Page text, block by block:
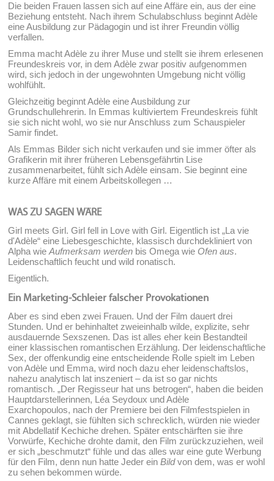
Die beiden Frauen lassen sich auf eine Affäre ein, aus der eine
Beziehung entsteht. Nach ihrem Schulabschluss beginnt Adèle
eine Ausbildung zur Pädagogin und ist ihrer Freundin völlig
verfallen.
Emma macht Adèle zu ihrer Muse und stellt sie ihrem erlesenen
Freundeskreis vor, in dem Adèle zwar positiv aufgenommen
wird, sich jedoch in der ungewohnten Umgebung nicht völlig
wohlfühlt.
Gleichzeitig beginnt Adèle eine Ausbildung zur
Grundschullehrerin. In Emmas kultiviertem Freundeskreis fühlt
sie sich nicht wohl, wo sie nur Anschluss zum Schauspieler
Samir findet.
Als Emmas Bilder sich nicht verkaufen und sie immer öfter als
Grafikerin mit ihrer früheren Lebensgefährtin Lise
zusammenarbeitet, fühlt sich Adèle einsam. Sie beginnt eine
kurze Affäre mit einem Arbeitskollegen …
WAS ZU SAGEN WÄRE
Girl meets Girl. Girl fell in Love with Girl. Eigentlich ist „La vie
d'Adèle“ eine Liebesgeschichte, klassisch durchdekliniert von
Alpha wieAufmerksam werden bis Omega wie Ofen aus.
Leidenschaftlich feucht und wild ronatisch.
Eigentlich.
Ein Marketing-Schleier falscher Provokationen
Aber es sind eben zwei Frauen. Und der Film dauert drei
Stunden. Und er behinhaltet zweieinhalb wilde, explizite, sehr
ausdauernde Sexszenen. Das ist alles eher kein Bestandteil
einer klassischen romantischen Erzählung. Der leidenschaftliche
Sex, der offenkundig eine entscheidende Rolle spielt im Leben
von Adèle und Emma, wird noch dazu eher leidenschaftslos,
nahezu analytisch lat inszeniert – da ist so gar nichts
romantisch. „Der Regisseur hat uns betrogen“, haben die beiden
Hauptdarstellerinnen, Léa Seydoux und Adèle
Exarchopoulos, nach der Premiere bei den Filmfestspielen in
Cannes geklagt, sie fühlten sich schrecklich, würden nie wieder
mit Abdellatif Kechiche drehen. Später entschärften sie ihre
Vorwürfe, Kechiche drohte damit, den Film zurückzuziehen, weil
er sich „beschmutzt“ fühle und das alles war eine gute Werbung
für den Film, denn nun hatte Jeder einBildvon dem, was er wohl
zu sehen bekommen würde.